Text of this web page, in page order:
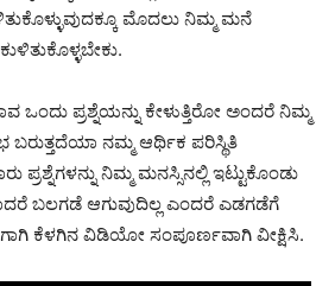
ಮೊದಲು ನಿಮ್ಮ ಮನೆ
ಪ್ರಶ್ನೆಯನ್ನು ಕೇಳುತ್ತಿರೋ ಅಂದರೆ ನಿಮ್ಮ
ಬರುತ್ತದೆಯಾ ನಮ್ಮ ಆರ್ಥಿಕ ಪರಿಸ್ಥಿತಿ
ಪ್ರಶ್ನೆಗಳನ್ನು ನಿಮ್ಮ ಮನಸ್ಸಿನಲ್ಲಿ ಇಟ್ಟುಕೊಂಡು
ಬಲಗಡೆ ಆಗುವುದಿಲ್ಲ ಎಂದರೆ ಎಡಗಡೆಗೆ
ಕೆಳಗಿನ ವಿಡಿಯೋ ಸಂಪೂರ್ಣವಾಗಿ ವೀಕ್ಷಿಸಿ.